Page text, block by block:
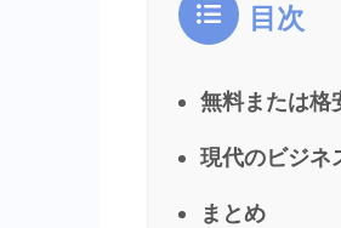
目次
無料または格
現代のビジネ
まとめ